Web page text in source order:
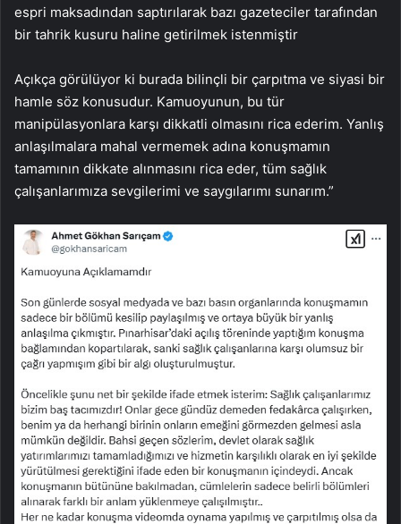
espri maksadından saptırılarak bazı gazeteciler tarafından
bir tahrik kusuru haline getirilmek istenmiştir
Açıkça görülüyor ki burada bilinçli bir çarpıtma ve siyasi bir
hamle söz konusudur. Kamuoyunun, bu tür
manipülasyonlara karşı dikkatli olmasını rica ederim. Yanlış
anlaşılmalara mahal vermemek adına konuşmamın
tamamının dikkate alınmasını rica eder, tüm sağlık
çalışanlarımıza sevgilerimi ve saygılarımı sunarım.”